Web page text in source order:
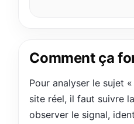
Comment ça
Pour analyser le sujet
site réel, il faut suivre
observer le signal,